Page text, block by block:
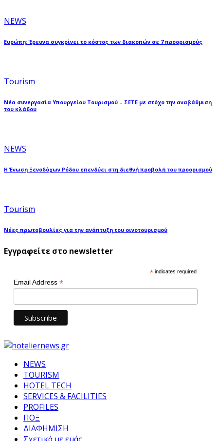
NEWS
Ευρώπη: Έρευνα συγκρίνει το κόστος των διακοπών σε 7 προορισμούς
Tourism
Νέα συνεργασία Υπουργείου Τουρισμού – ΣΕΤΕ με στόχο την αναβάθμιση
του κλάδου
NEWS
Η Ένωση Ξενοδόχων Ρόδου επενδύει στη διεθνή προβολή του προορισμού
Tourism
Νέες πρωτοβουλίες για την ανάπτυξη του οινοτουρισμού
Εγγραφείτε στο newsletter
* indicates required
Email Address *
NEWS
TOURISM
HOTEL TECH
SERVICES & FACILITIES
PROFILES
ΠΟΞ
ΔΙΑΦΗΜΙΣΗ